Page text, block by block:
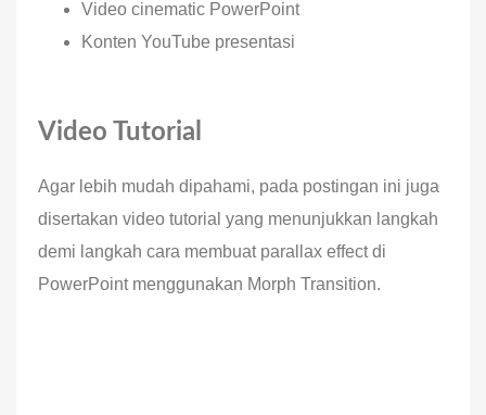
Video cinematic PowerPoint
Konten YouTube presentasi
Video Tutorial
Agar lebih mudah dipahami, pada postingan ini juga
disertakan video tutorial yang menunjukkan langkah
demi langkah cara membuat parallax effect di
PowerPoint menggunakan Morph Transition.